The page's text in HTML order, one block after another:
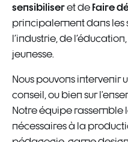
sensibiliseret de faire
principalement dans les
l'industrie, de
jeunesse.
Nous pouvons intervenir
conseil, ou bien sur
Notre équipe rassemble
nécessaires à la